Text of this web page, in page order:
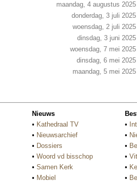
maandag, 4 augustus 2025
donderdag, 3 juli 2025
woensdag, 2 juli 2025
dinsdag, 3 juni 2025
woensdag, 7 mei 2025
dinsdag, 6 mei 2025
maandag, 5 mei 2025
Nieuws
• Kathedraal TV
• Nieuwsarchief
• Dossiers
• Woord vd bisschop
• Samen Kerk
• Mobiel
•
•
•
•
•
•